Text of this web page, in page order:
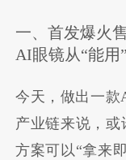
一、首发爆火
AI眼镜从“能用
今天，做出一款
产业链来说，
方案可以“拿来